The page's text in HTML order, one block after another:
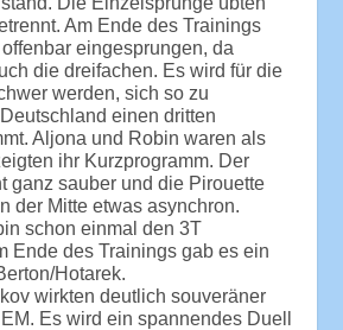
Am Ende des Trainings
eingesprungen, da
die dreifachen. Es wird für die
werden, sich so zu
einen dritten
Aljona und Robin waren als
ihr Kurzprogramm. Der
ganz sauber und die Pirouette
der Mitte etwas asynchron.
schon einmal den 3T
Ende des Trainings gab es ein
Hotarek.
wirkten deutlich souveräner
Es wird ein spannendes Duell